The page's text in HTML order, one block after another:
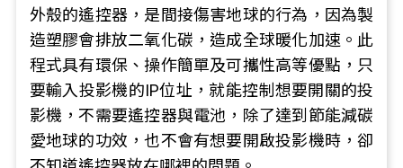
外殼的遙控器，是間接傷害地球的行為，因為製
造塑膠會排放二氧化碳，造成全球暖化加速。此
程式具有環保、操作簡單及可攜性高等優點，只
要輸入投影機的IP位址，就能控制想要開關的投
影機，不需要遙控器與電池，除了達到節能減碳
愛地球的功效，也不會有想要開啟投影機時，卻